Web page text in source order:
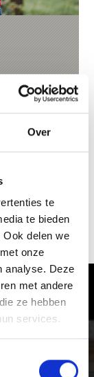
Over
te
te bieden
delen we
onze
analyse. Deze
met andere
ze hebben
services.
U?